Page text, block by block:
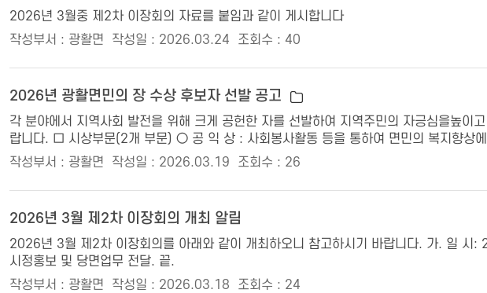
2026년 3월중 제2차 이장회의 자료를 붙임과 같이 게시합니다
작성부서 : 광활면
작성일 : 2026.03.24 조회수 : 40
2026년 광활면민의 장 수상 후보자 선발 공고
각 분야에서 지역사회 발전을 위해 크게 공헌한 자를 선발하여 지역주민의 자긍심을높
랍니다. □ 시상부문(2개 부문) ○ 공 익 상 : 사회봉사활동 등을 통하여 면민의 복지향상
작성부서 : 광활면
작성일 : 2026.03.19 조회수 : 26
2026년 3월 제2차 이장회의 개최 알림
2026년 3월 제2차 이장회의를 아래와 같이 개최하오니 참고하시기 바랍니다. 가. 일
시정홍보 및 당면업무 전달. 끝.
작성부서 : 광활면
작성일 : 2026.03.18 조회수 : 24